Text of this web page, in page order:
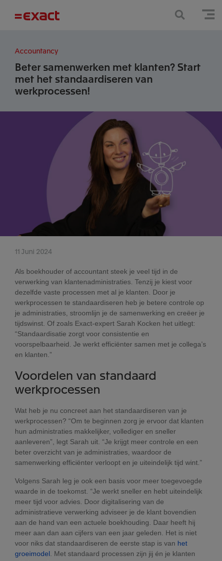
Accountancy
Beter samenwerken met klanten? Start
met het standaardiseren van
werkprocessen!
11 Juni 2024
Als boekhouder of accountant steek je veel tijd in de
verwerking van klantenadministraties. Tenzij je kiest voor
dezelfde vaste processen met al je klanten. Door je
werkprocessen te standaardiseren heb je betere controle op
je administraties, stroomlijn je de samenwerking en creëer je
tijdswinst. Of zoals Exact-expert Sarah Kocken het uitlegt:
“Standaardisatie zorgt voor consistentie en
voorspelbaarheid. Je werkt efficiënter samen met je collega’s
en klanten.”
Voordelen van standaard
werkprocessen
Wat heb je nu concreet aan het standaardiseren van je
werkprocessen? “Om te beginnen zorg je ervoor dat klanten
hun administraties makkelijker, vollediger en sneller
aanleveren”, legt Sarah uit. “Je krijgt meer controle en een
beter overzicht van je administraties, waardoor de
samenwerking efficiënter verloopt en je uiteindelijk tijd wint.”
Volgens Sarah leg je ook een basis voor meer toegevoegde
waarde in de toekomst. “Je werkt sneller en hebt uiteindelijk
meer tijd voor advies. Door digitalisering van de
administratieve verwerking adviseer je de klant bovendien
aan de hand van een actuele boekhouding. Daar heeft hij
meer aan dan aan cijfers van een jaar geleden. Het is niet
voor niks dat standaardiseren de eerste stap is van het
groeimodel . Met standaard processen zijn jij én je klanten